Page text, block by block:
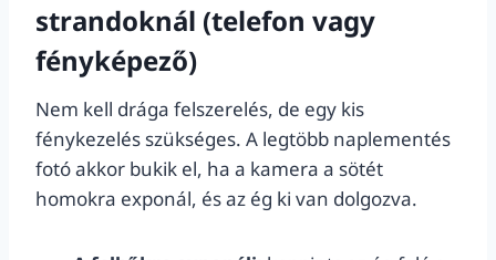
strandoknál (telefon vagy
fényképező)
Nem kell drága felszerelés, de egy kis
fénykezelés szükséges. A legtöbb naplementés
fotó akkor bukik el, ha a kamera a sötét
homokra exponál, és az ég ki van dolgozva.